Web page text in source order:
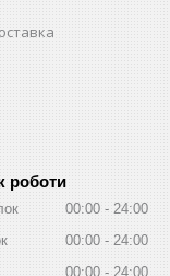
роботи
00:00
24:00
00:00
24:00
00:00 24:00